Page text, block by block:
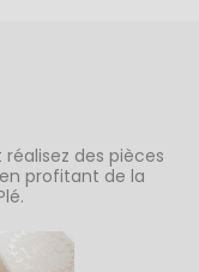
des pièces
profitant de la